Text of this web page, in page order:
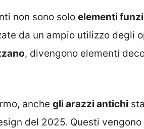
non sono solo elementi
da un ampio utilizzo degli
, divengono elementi
anche gli arazzi antichi
del 2025. Questi